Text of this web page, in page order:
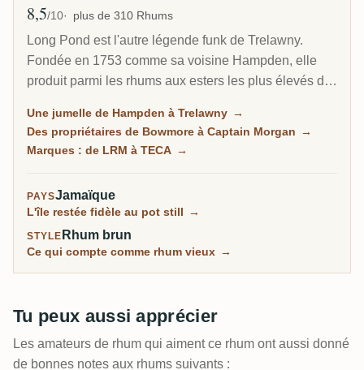
Note moyenne
8,5/10 plus de 310 Rhums
Long Pond est l'autre légende funk de Trelawny.
Fondée en 1753 comme sa voisine Hampden, elle
produit parmi les rhums aux esters les plus élevés de
existence en vrac. Les collectionneurs ont bâti sa
réputation via des embouteillages indépendants bien
Une jumelle de Hampden à Trelawny →
Des propriétaires de Bowmore à Captain Morgan →
Marques : de LRM à TECA →
PAYSJamaïque
L'île restée fidèle au pot still →
STYLE Rhum brun
Ce qui compte comme rhum vieux →
Tu peux aussi apprécier
Les amateurs de rhum qui aiment ce rhum ont aussi donné
de bonnes notes aux rhums suivants :